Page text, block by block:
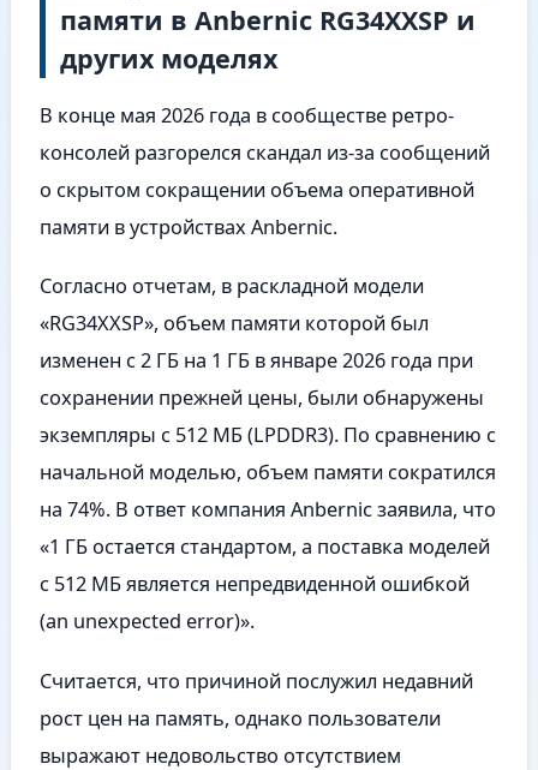
памяти в Anbernic RG34XXSP и
других моделях
В конце мая 2026 года в сообществе ретро-
консолей разгорелся скандал из-за сообщений
о скрытом сокращении объема оперативной
памяти в устройствах Anbernic.
Согласно отчетам, в раскладной модели
«RG34XXSP», объем памяти которой был
изменен с 2 ГБ на 1 ГБ в январе 2026 года при
сохранении прежней цены, были обнаружены
экземпляры с 512 МБ (LPDDR3). По сравнению с
начальной моделью, объем памяти сократился
на 74%. В ответ компания Anbernic заявила, что
«1 ГБ остается стандартом, а поставка моделей
с 512 МБ является непредвиденной ошибкой
(an unexpected error)».
Считается, что причиной послужил недавний
рост цен на память, однако пользователи
выражают недовольство отсутствием